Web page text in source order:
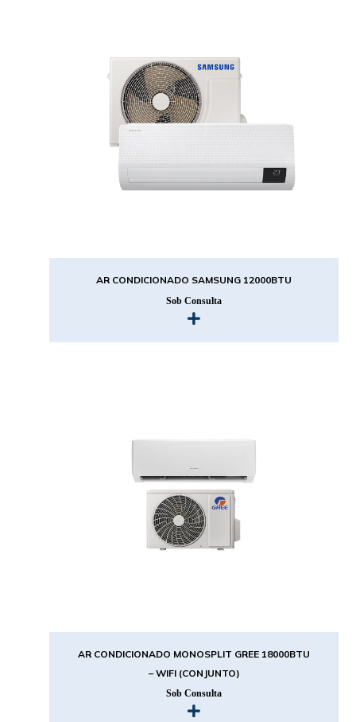
AR CONDICIONADO SAMSUNG 12000BTU
Sob Consulta
AR CONDICIONADO MONOSPLIT GREE 18000BTU
– WIFI (CONJUNTO)
Sob Consulta